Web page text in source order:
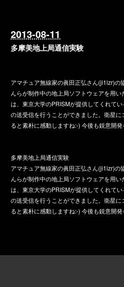
2013-08-11
多摩美地上局通信実験
アマチュア無線家の眞田正弘さん(ji1izr)の
んらが制作中の地上局ソフトウェアを用
は、東京大学のPRISMが提供してくれて
の送受信を行うことができました。衛星
ると素朴に感動しますね:-) 今後も鋭意開発
多摩美地上局通信実験
アマチュア無線家の眞田正弘さん(ji1izr)の
んらが制作中の地上局ソフトウェアを用
は、東京大学のPRISMが提供してくれて
の送受信を行うことができました。衛星
ると素朴に感動しますね:-) 今後も鋭意開発